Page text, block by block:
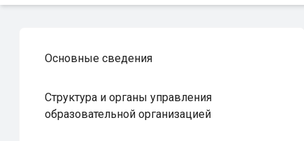
Основные сведения
Структура и органы управления
образовательной организацией